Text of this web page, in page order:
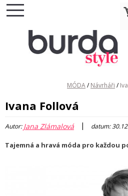
MÓDA/ Návrháři /
Ivana Follová
Autor:Jana Zlámalová | datum:
Tajemná a hravá móda pro každou